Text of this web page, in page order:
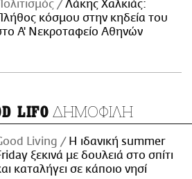
Λάκης Χαλκιάς:
κόσμου στην κηδεία του
Α' Νεκροταφείο Αθηνών
LIFO ΔΗΜΟΦΙΛΗ
Living
Η ιδανική summer
ξεκινά με δουλειά στο σπίτι
καταλήγει σε κάποιο νησί